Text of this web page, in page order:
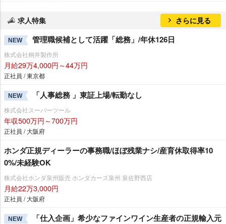
求人特集 さらに見る
NEW 管理職候補として活躍「総務」/年休126日
株式会社桐井製作所
月給29万4,000円～44万円
正社員 / 東京都
NEW 「人事総務 」東証上場/転勤なし
株式会社スーパーツール
年収500万円～700万円
正社員 / 大阪府
ホンダ正規ディーラーの事務職/ほぼ残業ナシ/産育休取得率10
0%/未経験OK
株式会社ホンダ泉州販売 ホンダカーズ泉州 泉佐野西店
月給22万3,000円
正社員 / 大阪府
NEW 「仕入企画」希少なファインワイン生産者の正規輸入元